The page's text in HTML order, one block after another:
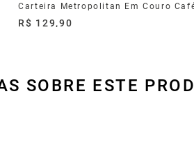
Carteira Metropolitan Em Couro
R$ 129,90
SOBRE ESTE